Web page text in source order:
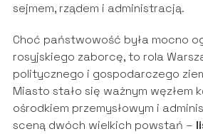
sejmem, rządem i administracją.
Choć państwowość była mocno
rosyjskiego zaborcę, to rola
politycznego i gospodarczego
Miasto stało się ważnym węzłem
ośrodkiem przemysłowym i
sceną dwóch wielkich powstań –